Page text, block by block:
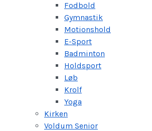
Fodbold
Gymnastik
Motionshold
E-Sport
Badminton
Holdsport
Løb
Krolf
Yoga
Kirken
Voldum Senior